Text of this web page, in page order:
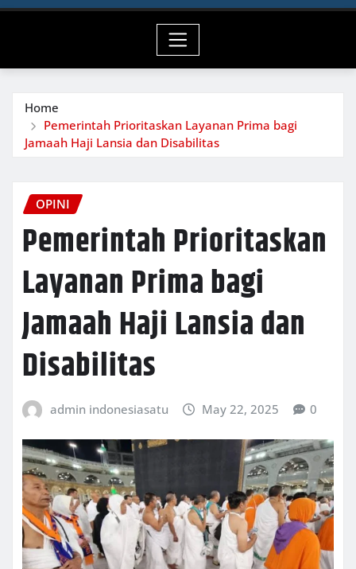
Home
Pemerintah Prioritaskan Layanan Prima bagi
Jamaah Haji Lansia dan Disabilitas
OPINI
Pemerintah Prioritaskan
Layanan Prima bagi
Jamaah Haji Lansia dan
Disabilitas
admin indonesiasatu May 22, 2025 0